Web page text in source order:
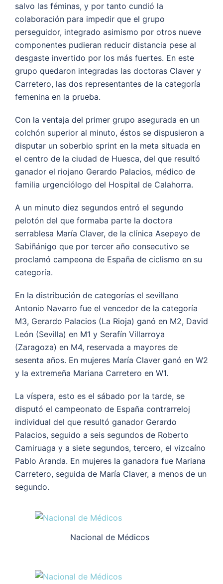
salvo las féminas, y por tanto cundió la
colaboración para impedir que el grupo
perseguidor, integrado asimismo por otros nueve
componentes pudieran reducir distancia pese al
desgaste invertido por los más fuertes. En este
grupo quedaron integradas las doctoras Claver y
Carretero, las dos representantes de la categoría
femenina en la prueba.
Con la ventaja del primer grupo asegurada en un
colchón superior al minuto, éstos se dispusieron a
disputar un soberbio sprint en la meta situada en
el centro de la ciudad de Huesca, del que resultó
ganador el riojano Gerardo Palacios, médico de
familia urgenciólogo del Hospital de Calahorra.
A un minuto diez segundos entró el segundo
pelotón del que formaba parte la doctora
serrablesa María Claver, de la clínica Asepeyo de
Sabiñánigo que por tercer año consecutivo se
proclamó campeona de España de ciclismo en su
categoría.
En la distribución de categorías el sevillano
Antonio Navarro fue el vencedor de la categoría
M3, Gerardo Palacios (La Rioja) ganó en M2, David
León (Sevilla) en M1 y Serafín Villarroya
(Zaragoza) en M4, reservada a mayores de
sesenta años. En mujeres María Claver ganó en W2
y la extremeña Mariana Carretero en W1.
La víspera, esto es el sábado por la tarde, se
disputó el campeonato de España contrarreloj
individual del que resultó ganador Gerardo
Palacios, seguido a seis segundos de Roberto
Camiruaga y a siete segundos, tercero, el vizcaíno
Pablo Aranda. En mujeres la ganadora fue Mariana
Carretero, seguida de María Claver, a menos de un
segundo.
Nacional de Médicos